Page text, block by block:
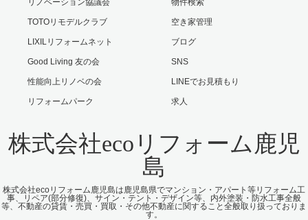
TOTOリモデルクラブ
LIXILリフォームネット
Good Living 友の会
性能向上リノベの会
リフォームパーク
空き家管理
ブログ
SNS
LINEでお見積もり
求人
株式会社ecoリフォーム鹿児
島
株式会社ecoリフォーム鹿児島は鹿児島県でマンション・アパート等リフォーム工
事、リペア(部分修復)、サイン・テント・デザイン等、内外塗装・防水工事全般
等、不動産の貸賃・売買・買取・その他不動産に関すること全般取り扱っておりま
す。